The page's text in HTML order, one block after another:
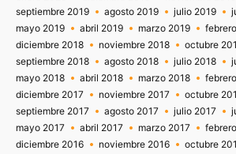
septiembre 2019
agosto 2019 julio 2019
mayo 2019
abril 2019 marzo 2019
diciembre 2018
noviembre 2018
octubre
septiembre 2018
agosto 2018 julio 2018
mayo 2018
abril 2018 marzo 2018
diciembre 2017
noviembre 2017
octubre
septiembre 2017
agosto 2017 julio 2017
mayo 2017
abril 2017 marzo 2017
diciembre 2016
noviembre 2016
octubre